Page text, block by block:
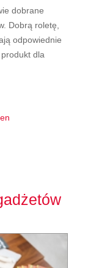
dobrane
Dobrą roletę,
odpowiednie
dla